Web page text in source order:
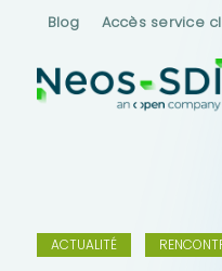
Blog Accès service
ACTUALITÉ